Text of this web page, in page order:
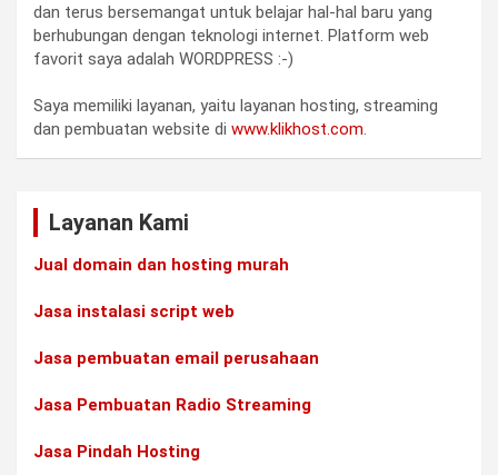
dan terus bersemangat untuk belajar hal-hal baru yang
berhubungan dengan teknologi internet. Platform web
favorit saya adalah WORDPRESS :-)
Saya memiliki layanan, yaitu layanan hosting, streaming
dan pembuatan website di www.klikhost.com.
Layanan Kami
Jual domain dan hosting murah
Jasa instalasi script web
Jasa pembuatan email perusahaan
Jasa Pembuatan Radio Streaming
Jasa Pindah Hosting